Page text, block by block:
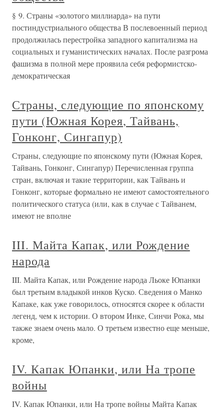
§ 9. Страны «золотого миллиарда» на пути
постиндустриального общества В послевоенный период
продолжилась перестройка западного капитализма на
социальных и гуманистических началах. После разгрома
фашизма в полной мере проявила себя реформистско-
демократическая
Страны, следующие по японскому
пути (Южная Корея, Тайвань,
Гонконг, Сингапур)
Страны, следующие по японскому пути (Южная Корея,
Тайвань, Гонконг, Сингапур) Перечисленная группа
стран, включая и такие территории, как Тайвань и
Гонконг, которые формально не имеют самостоятельного
политического статуса (или, как в случае с Тайванем,
имеют не вполне
III. Майта Капак, или Рождение
народа
III. Майта Капак, или Рождение народа Льоке Юпанки
был третьим владыкой инков Куско. Сведения о Манко
Капаке, как уже говорилось, относятся скорее к области
легенд, чем к истории. О втором Инке, Синчи Рока, мы
также знаем очень мало. О третьем известно еще меньше,
кроме,
IV. Капак Юпанки, или На тропе
войны
IV. Капак Юпанки, или На тропе войны Майта Капак